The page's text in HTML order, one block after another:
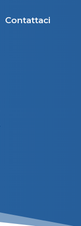
Contattaci